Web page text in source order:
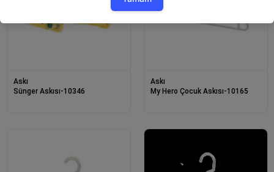
Askı
Sünger Askısı-10346
Askı
My Hero Çocuk Askısı-10165